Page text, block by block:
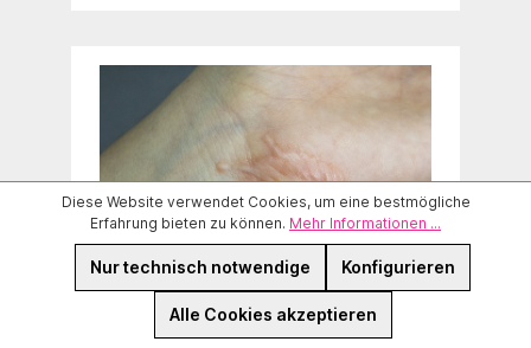
S33 Narbe
Diese Website verwendet Cookies, um eine bestmögliche
Erfahrung bieten zu können. Mehr Informationen ...
Nur technisch notwendige Konfigurieren
Alle Cookies akzeptieren